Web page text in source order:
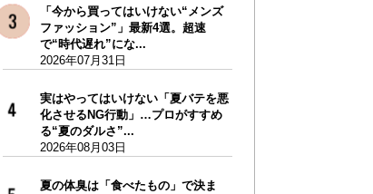
「今から買ってはいけない“メンズ
ファッション”」最新4選。超速
で“時代遅れ”にな...
2026年07月31日
実はやってはいけない「夏バテを悪
化させるNG行動」…プロがすすめ
る“夏のダルさ”...
2026年08月03日
夏の体臭は「食べたもの」で決ま